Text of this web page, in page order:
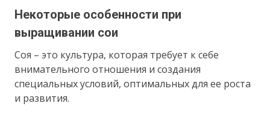
Некоторые особенности при
выращивании сои
Соя – это культура, которая требует к себе
внимательного отношения и создания
специальных условий, оптимальных для ее роста
и развития.